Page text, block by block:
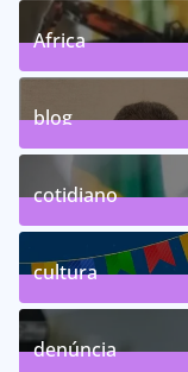
Africa
blog
cotidiano
cultura
denúncia